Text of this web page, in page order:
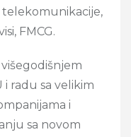
telekomunikacije,
FMCG.
radu sa velikim
i
sa novom